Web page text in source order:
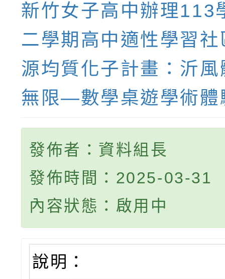
新竹女子高中辦理113
二學期高中適性學習
源均質化子計畫：沂
無限—數學桌遊學術體
發佈者：資料組長
發佈時間：2025-03-31
內容狀態：啟用中
說明：